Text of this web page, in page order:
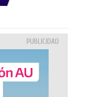
PUBLICIDAD